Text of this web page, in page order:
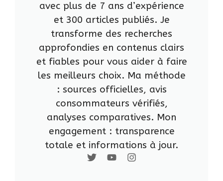
avec plus de 7 ans d’expérience
et 300 articles publiés. Je
transforme des recherches
approfondies en contenus clairs
et fiables pour vous aider à faire
les meilleurs choix. Ma méthode
: sources officielles, avis
consommateurs vérifiés,
analyses comparatives. Mon
engagement : transparence
totale et informations à jour.